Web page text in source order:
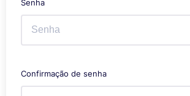
Senha
Confirmação de senha